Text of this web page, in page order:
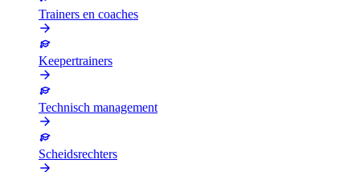
Trainers en coaches
Keepertrainers
Technisch management
Scheidsrechters